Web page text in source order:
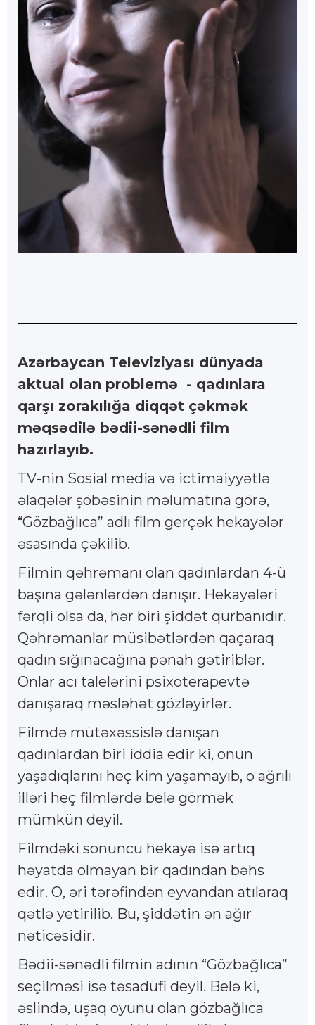
Azərbaycan Televiziyası dünyada
aktual olan problemə - qadınlara
qarşı zorakılığa diqqət çəkmək
məqsədilə bədii-sənədli film
hazırlayıb.
TV-nin Sosial media və ictimaiyyətlə
əlaqələr şöbəsinin məlumatına görə,
“Gözbağlıca” adlı film gerçək hekayələr
əsasında çəkilib.
Filmin qəhrəmanı olan qadınlardan 4-ü
başına gələnlərdən danışır. Hekayələri
fərqli olsa da, hər biri şiddət qurbanıdır.
Qəhrəmanlar müsibətlərdən qaçaraq
qadın sığınacağına pənah gətiriblər.
Onlar acı talelərini psixoterapevtə
danışaraq məsləhət gözləyirlər.
Filmdə mütəxəssislə danışan
qadınlardan biri iddia edir ki, onun
yaşadıqlarını heç kim yaşamayıb, o ağrılı
illəri heç filmlərdə belə görmək
mümkün deyil.
Filmdəki sonuncu hekayə isə artıq
həyatda olmayan bir qadından bəhs
edir. O, əri tərəfindən eyvandan atılaraq
qətlə yetirilib. Bu, şiddətin ən ağır
nəticəsidir.
Bədii-sənədli filmin adının “Gözbağlıca”
seçilməsi isə təsadüfi deyil. Belə ki,
əslində, uşaq oyunu olan gözbağlıca